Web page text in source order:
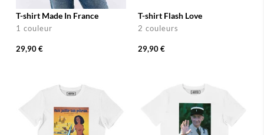
T-shirt Made In France
1 couleur
29,90 €
T-shirt Flash Love
2 couleurs
29,90 €